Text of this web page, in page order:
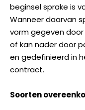
beginsel sprake is
Wanneer daarvan
vorm gegeven
of kan nader door
en gedefinieerd in
contract.
Soorten